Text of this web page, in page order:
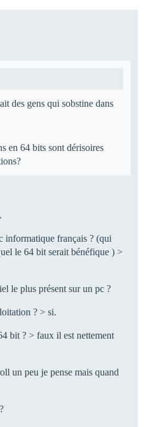
des gens qui sobstine dans
en 64 bits sont dérisoires
informatique français ? (qui
le 64 bit serait bénéfique ) >
le plus présent sur un pc ?
? > si.
bit ? > faux il est nettement
un peu je pense mais quand